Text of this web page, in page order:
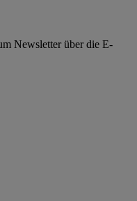
Newsletter über die E-